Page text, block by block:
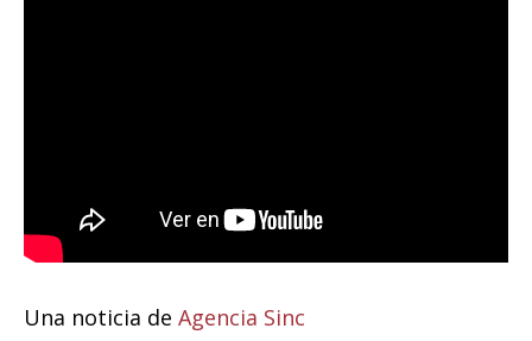
Una noticia de Agencia Sinc